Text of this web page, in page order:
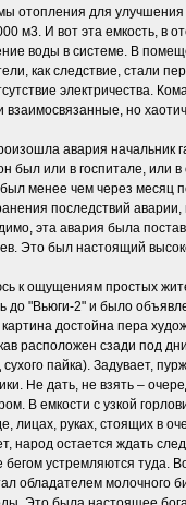
отопления для
м3. И вот эта емкость, в
воды в системе. В
как следствие, стали
электричества.
взаимосвязанные, но
авария начальник
был или в госпитале, или
менее чем через месяц
последствий
эта авария была
Это был настоящий
к ощущениям простых
до "Вьюги-2" и было
картина достойна пера
расположен сзади под
сухого пайка). Задувает,
Не дать, не взять –
В емкости с узкой
лицах, руках, стоящих в
народ остается ждать
бегом устремляются туда.
обладателем молочного